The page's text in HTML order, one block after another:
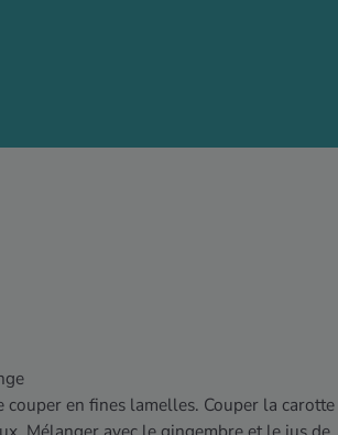
en fines lamelles. Couper la carotte